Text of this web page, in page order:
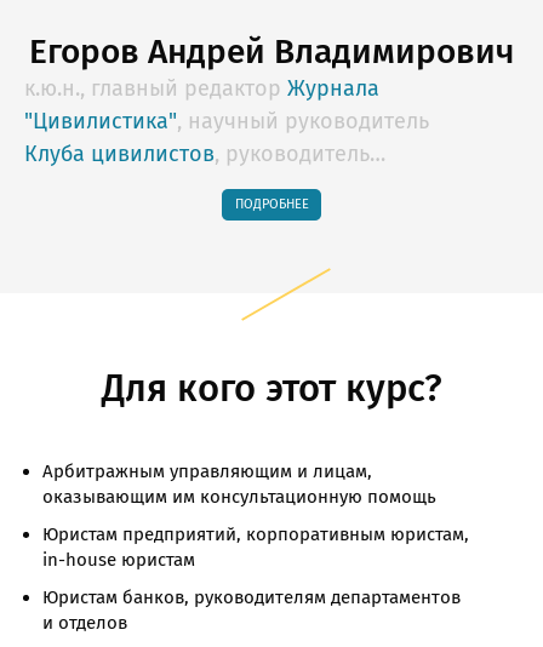
Егоров Андрей Владимирович
к.ю.н., главный редактор Журнала
"Цивилистика", научный руководитель
Клуба цивилистов, руководитель
образовательных программ Lextorium.com,
профессор НИУ "Высшая школа экономики",
Арбитражного центра при РСПП,
действительный государственный советник
ПОДРОБНЕЕ
Для кого этот курс?
Арбитражным управляющим и лицам,
оказывающим им консультационную помощь
Юристам предприятий, корпоративным юристам,
in-house юристам
Юристам банков, руководителям департаментов
и отделов